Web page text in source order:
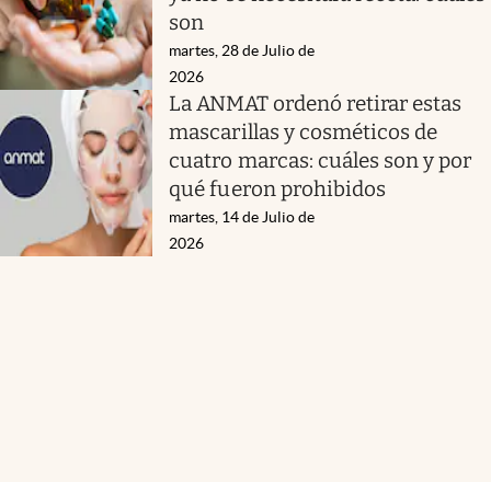
son
martes, 28 de Julio de
2026
La ANMAT ordenó retirar estas
mascarillas y cosméticos de
cuatro marcas: cuáles son y por
qué fueron prohibidos
martes, 14 de Julio de
2026